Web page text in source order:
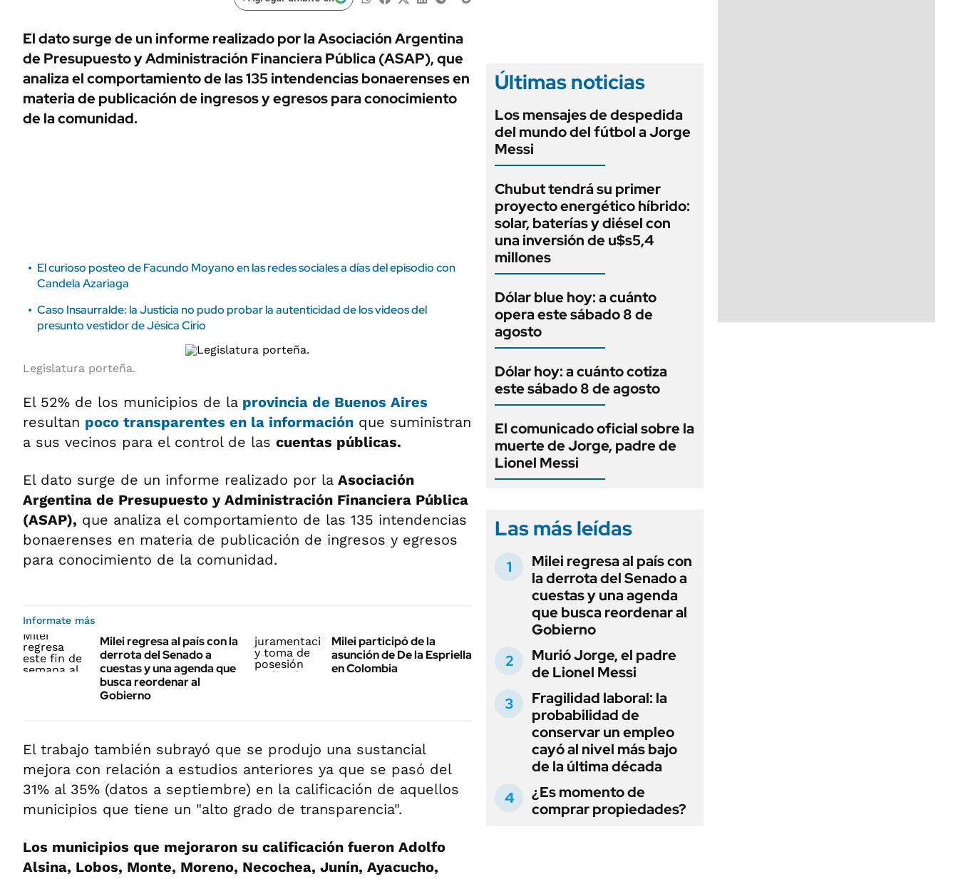
URUGUAY
AUTOS
El dato surge de un informe realizado por la Asociación Argentina
de Presupuesto y Administración Financiera Pública (ASAP), que
analiza el comportamiento de las 135 intendencias bonaerenses en
materia de publicación de ingresos y egresos para conocimiento
de la comunidad.
El curioso posteo de Facundo Moyano en las redes sociales a días del episodio con
Candela Azariaga
Caso Insaurralde: la Justicia no pudo probar la autenticidad de los videos del
presunto vestidor de Jésica Cirio
Legislatura porteña.
El 52% de los municipios de la provincia de Buenos Aires
resultan poco transparentes en la información que suministran
a sus vecinos para el control de las cuentas públicas.
El dato surge de un informe realizado por la Asociación
Argentina de Presupuesto y Administración Financiera Pública
(ASAP), que analiza el comportamiento de las 135 intendencias
bonaerenses en materia de publicación de ingresos y egresos
para conocimiento de la comunidad.
Informate más
Milei regresa al país con la
derrota del Senado a
cuestas y una agenda que
busca reordenar al
Gobierno
Milei participó de la
asunción de De la Espriella
en Colombia
El trabajo también subrayó que se produjo una sustancial
mejora con relación a estudios anteriores ya que se pasó del
31% al 35% (datos a septiembre) en la calificación de aquellos
municipios que tiene un "alto grado de transparencia".
Los municipios que mejoraron su calificación fueron Adolfo
Alsina, Lobos, Monte, Moreno, Necochea, Junín, Ayacucho,
Últimas noticias
Los mensajes de despedida
del mundo del fútbol a Jorge
Messi
Chubut tendrá su primer
proyecto energético híbrido:
solar, baterías y diésel con
una inversión de u$s5,4
millones
Dólar blue hoy: a cuánto
opera este sábado 8 de
agosto
Dólar hoy: a cuánto cotiza
este sábado 8 de agosto
El comunicado oficial sobre la
muerte de Jorge, padre de
Lionel Messi
Las más leídas
Milei regresa al país con
la derrota del Senado a
cuestas y una agenda
que busca reordenar al
Gobierno
Murió Jorge, el padre
de Lionel Messi
Fragilidad laboral: la
probabilidad de
conservar un empleo
cayó al nivel más bajo
de la última década
¿Es momento de
comprar propiedades?